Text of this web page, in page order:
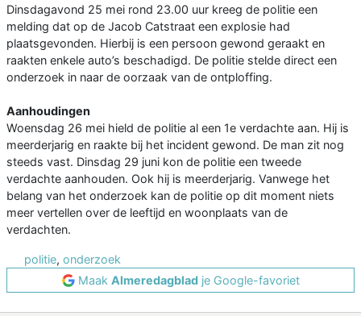
Dinsdagavond 25 mei rond 23.00 uur kreeg de politie een
melding dat op de Jacob Catstraat een explosie had
plaatsgevonden. Hierbij is een persoon gewond geraakt en
raakten enkele auto’s beschadigd. De politie stelde direct een
onderzoek in naar de oorzaak van de ontploffing.
Aanhoudingen
Woensdag 26 mei hield de politie al een 1e verdachte aan. Hij is
meerderjarig en raakte bij het incident gewond. De man zit nog
steeds vast. Dinsdag 29 juni kon de politie een tweede
verdachte aanhouden. Ook hij is meerderjarig. Vanwege het
belang van het onderzoek kan de politie op dit moment niets
meer vertellen over de leeftijd en woonplaats van de
verdachten.
politie, onderzoek
Maak Almeredagbladje Google-favoriet